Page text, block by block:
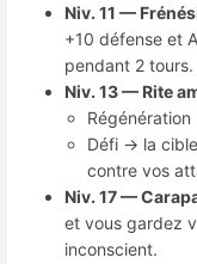
Niv. 11 —
+10 défense et
pendant 2 tours.
Niv. 13 — Rite
Défi → la
contre vos
Niv. 17 —
et vous gardez
inconscient.